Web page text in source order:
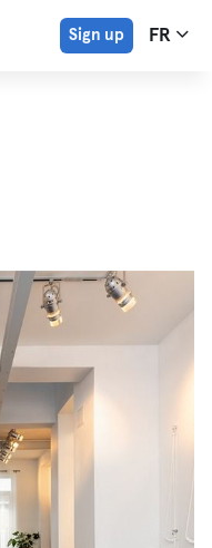
Sign up FR